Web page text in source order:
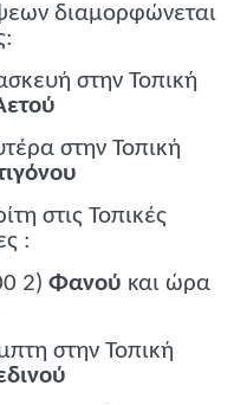
διαμορφώνεται
στην Τοπική
στην Τοπική
στις Τοπικές
:
2) Φανού και ώρα
στην Τοπική